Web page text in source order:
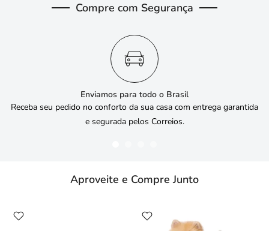
Compre com Segurança
Enviamos para todo o Brasil
Receba seu pedido no conforto da sua casa com entrega garantida
e segurada pelos Correios.
Aproveite e Compre Junto